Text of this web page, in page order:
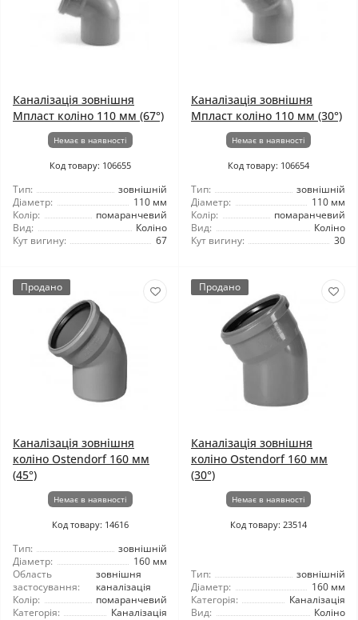
Каналізація зовнішня
Мпласт коліно 110 мм (67°)
Немає в наявності
Код товару: 106655
Тип:
зовнішній
Діаметр:
110 мм
Колір:
помаранчевий
Вид:
Коліно
Кут вигину:
67
Каналізація зовнішня
Мпласт коліно 110 мм (30°)
Немає в наявності
Код товару: 106654
Тип:
зовнішній
Діаметр:
110 мм
Колір:
помаранчевий
Вид:
Коліно
Кут вигину:
30
Продано
Каналізація зовнішня
коліно Ostendorf 160 мм
(45°)
Немає в наявності
Код товару: 14616
Тип:
зовнішній
Діаметр:
160 мм
Область
застосування:
зовнішня
каналізація
Колір:
помаранчевий
Категорія:
Каналізація
Продано
Каналізація зовнішня
коліно Ostendorf 160 мм
(30°)
Немає в наявності
Код товару: 23514
Тип:
зовнішній
Діаметр:
160 мм
Категорія:
Каналізація
Вид:
Коліно